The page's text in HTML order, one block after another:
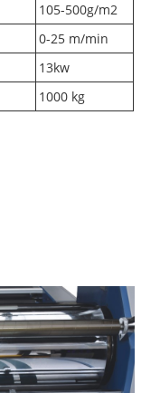
105-500g/m2
0-25 m/min
13kw
1000 kg